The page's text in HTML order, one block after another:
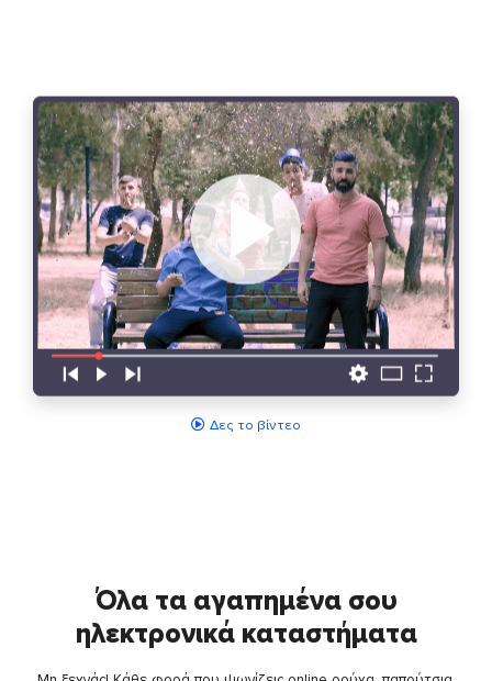
Δες το βίντεο
Όλα τα αγαπημένα σου
ηλεκτρονικά καταστήματα